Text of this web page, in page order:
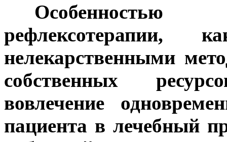
нелекарственными
собственных
вовлечение
пациента в лечебный